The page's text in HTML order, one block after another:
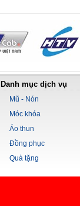
Danh mục dịch vụ
Mũ - Nón
Móc khóa
Áo thun
Đồng phục
Quà tặng